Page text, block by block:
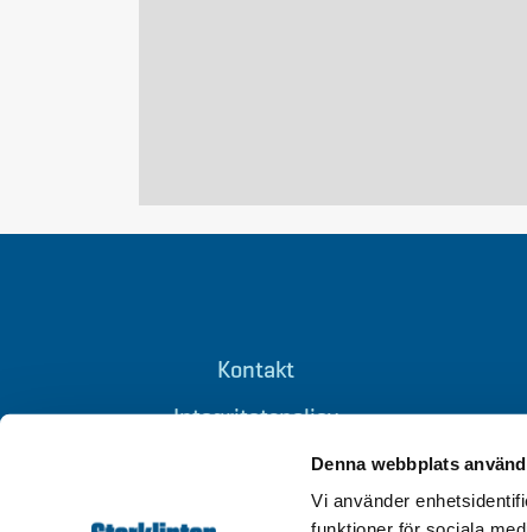
Denna webbplats
Vi använder
Kontakt
Integritetspolicy
Om cookies
Tillgänglighet